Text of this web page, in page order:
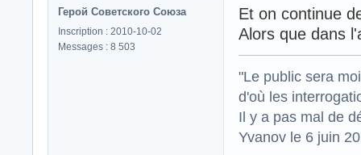
Герой Советского Союза
Inscription : 2010-10-02
Messages : 8 503
Et on continue
Alors que dans
"Le public sera
d'où les
Il y a pas mal de
Yvanov le 6 juin